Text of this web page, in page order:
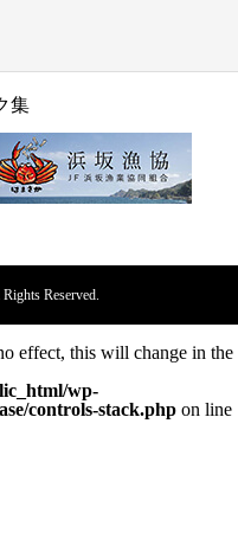
集
Reserved.
effect, this will change in the
wp-
controls-stack.php on line